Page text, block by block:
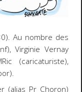
Au nombre des
Virginie Vernay
(caricaturiste),
(alias Pr Choron)